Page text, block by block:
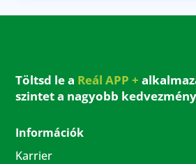
Töltsd le a Reál APP +
szintet a nagyobb
Információk
Karrier